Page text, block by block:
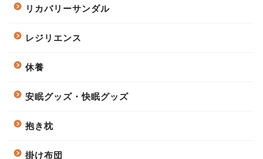
リカバリーサンダル
レジリエンス
休養
安眠グッズ・快眠グッズ
抱き枕
掛け布団